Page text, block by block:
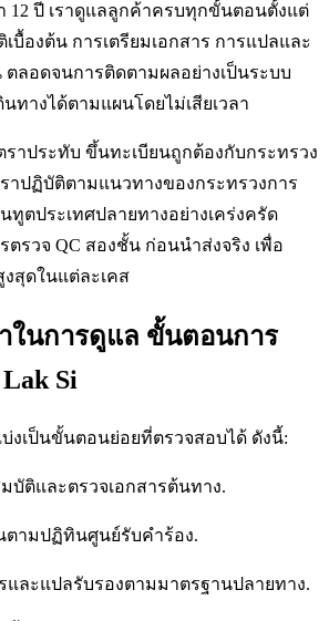
12 ปี เราดูแลลูกค้าครบทุกขั้นตอนตั้งแต่
บื้องต้น การเตรียมเอกสาร การแปลและ
ตลอดจนการติดตามผลอย่างเป็นระบบ
ทางได้ตามแผนโดยไม่เสียเวลา
ราประทับ ขึ้นทะเบียนถูกต้องกับกระทรวง
าปฏิบัติตามแนวทางของกระทรวงการ
ทูตประเทศปลายทางอย่างเคร่งครัด
ตรวจ QC สองชั้น ก่อนนำส่งจริง เพื่อ
สุดในแต่ละเคส
ในการดูแล ขั้นตอนการ
Si
บ่งเป็นขั้นตอนย่อยที่ตรวจสอบได้ ดังนี้:
ติและตรวจเอกสารต้นทาง.
ตามปฏิทินศูนย์รับคำร้อง.
และแปลรับรองตามมาตรฐานปลายทาง.